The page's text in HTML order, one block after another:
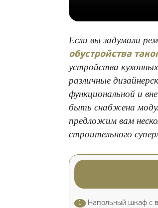
Если вы задумали
обустройства
устройства
различные
функциональной и
быть снабжена
предложим вам
строительного
1
Напольный шкаф с